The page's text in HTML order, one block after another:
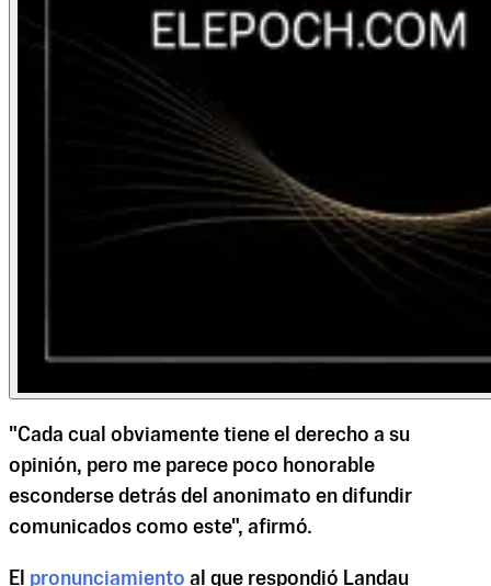
"Cada cual obviamente tiene el derecho a su
opinión, pero me parece poco honorable
esconderse detrás del anonimato en difundir
comunicados como este", afirmó.
El pronunciamiento al que respondió Landau